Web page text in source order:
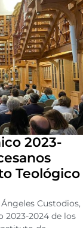
2023-
Teológico
Custodios,
2023-2024 de los